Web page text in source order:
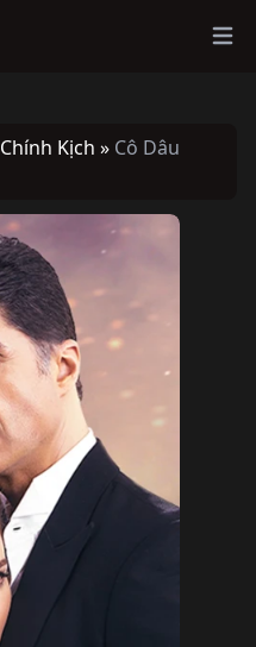
Chính Kịch » Cô Dâu